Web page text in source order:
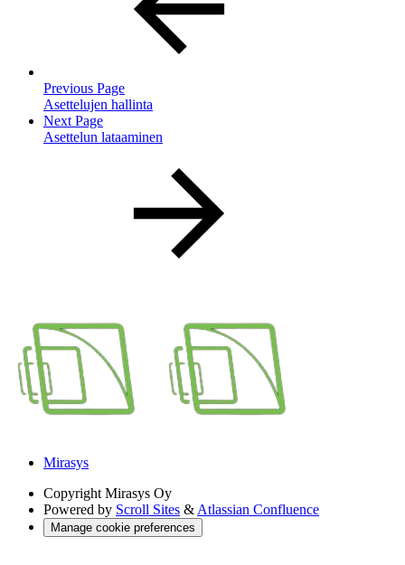
Previous Page
Asettelujen hallinta
Next Page
Asettelun lataaminen
Mirasys
Copyright Mirasys Oy
Powered by Scroll Sites & Atlassian Confluence
Manage cookie preferences